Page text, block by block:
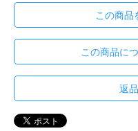
この商品
この商品に
返